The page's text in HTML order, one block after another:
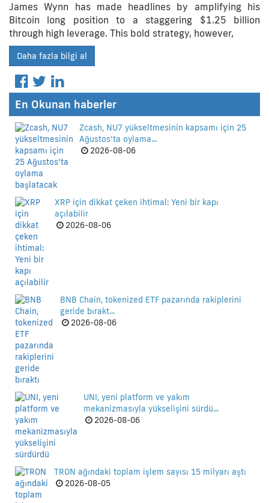
James Wynn has made headlines by amplifying his
Bitcoin long position to a staggering $1.25 billion
through high leverage. This bold strategy, however,
Daha fazla bilgi al
En Okunan haberler
Zcash, NU7 yükseltmesinin kapsamı için 25
Ağustos’ta oylama...
2026-08-06
XRP için dikkat çeken ihtimal: Yeni bir kapı
açılabilir
2026-08-06
BNB Chain, tokenized ETF pazarında rakiplerini
geride bırakt...
2026-08-06
UNI, yeni platform ve yakım
mekanizmasıyla yükselişini sürdü...
2026-08-06
TRON ağındaki toplam işlem sayısı 15 milyarı aştı
2026-08-05